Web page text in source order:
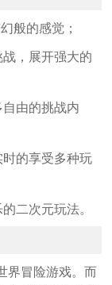
般的感觉；
，展开强大的
由的挑战内
的享受多种玩
二次元玩法。
界冒险游戏。而